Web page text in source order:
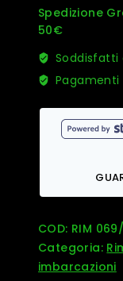
Spedizione
50€
Soddisfatti
Pagamenti
COD: RIM
Categoria:
imbarcazioni